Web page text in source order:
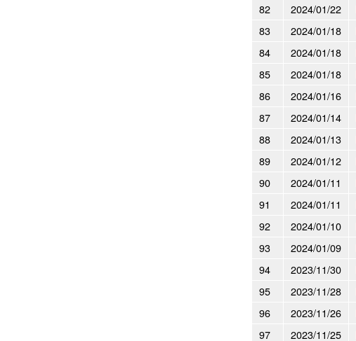
82
2024/01/22
83
2024/01/18
84
2024/01/18
85
2024/01/18
86
2024/01/16
87
2024/01/14
88
2024/01/13
89
2024/01/12
90
2024/01/11
91
2024/01/11
92
2024/01/10
93
2024/01/09
94
2023/11/30
95
2023/11/28
96
2023/11/26
97
2023/11/25